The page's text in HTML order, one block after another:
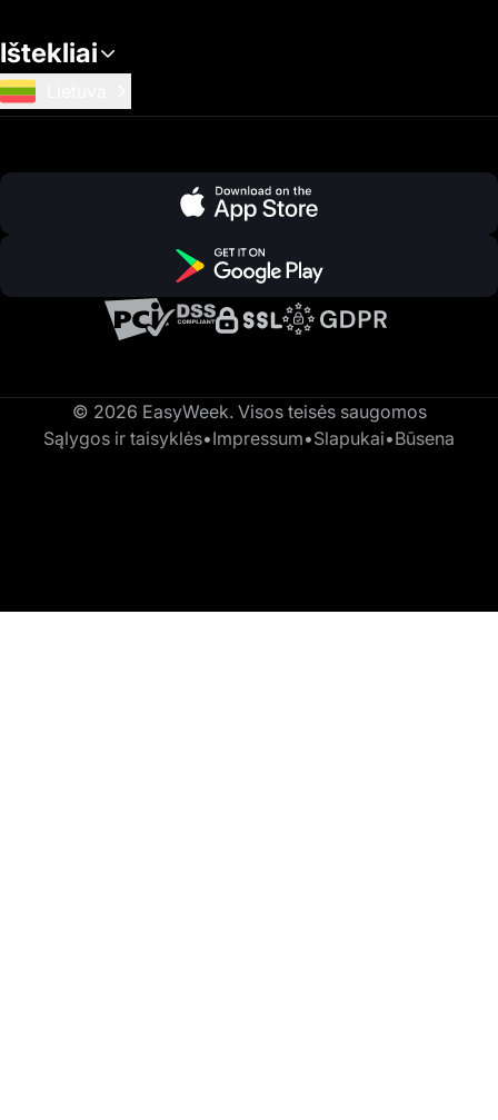
Ištekliai
© 2026 EasyWeek. Visos teisės saugomos
Sąlygos ir taisyklės•Impressum•Slapukai•Būsena